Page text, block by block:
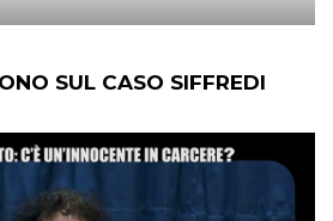
SUL CASO SIFFREDI